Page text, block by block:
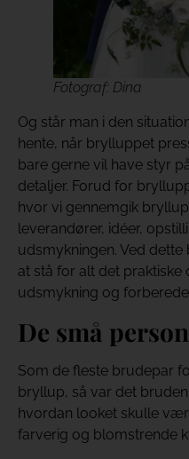
Fotograf: Dina
Og står man i den
hente, når brylluppet
bare gerne vil have styr
detaljer. Forud for
hvor vi gennemgik
leverandører, idéer,
udsmykningen. Ved
at stå for alt det praktiske
udsmykning og
De små
Som de fleste brudepar
bryllup, så var det
hvordan looket skulle
farverig og blomstrende